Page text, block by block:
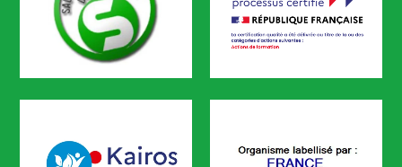
SST Qualiopi